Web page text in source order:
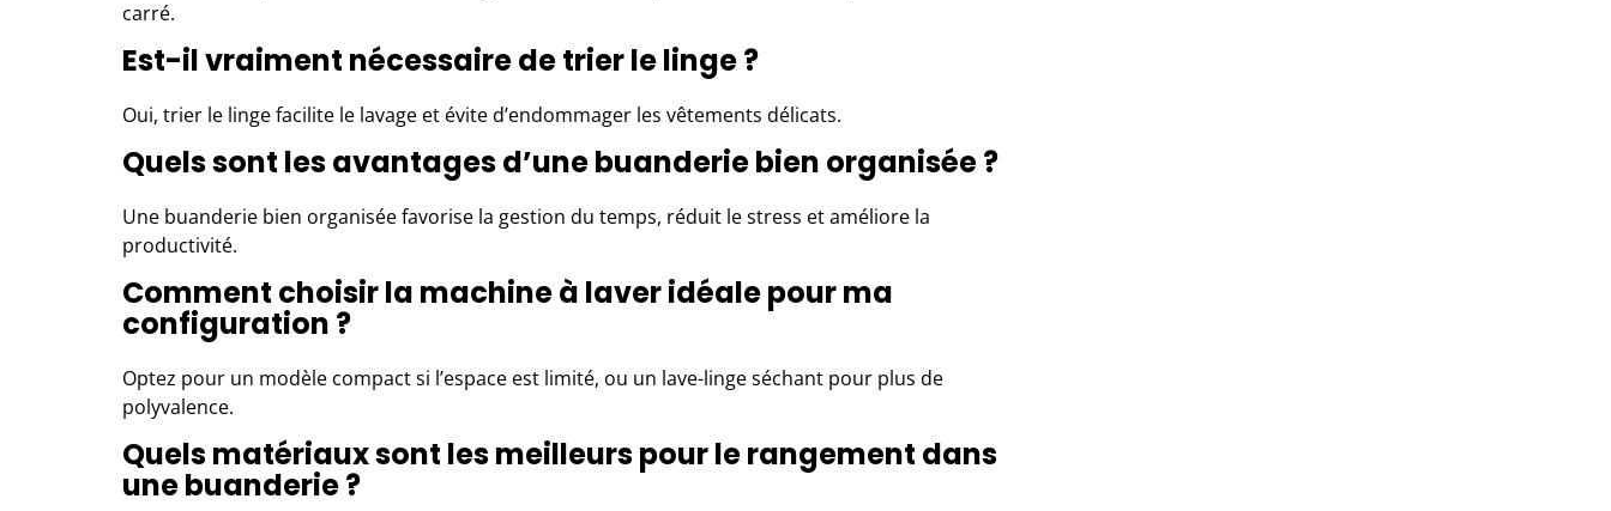
carré.
Est-il vraiment nécessaire de trier le linge ?
Oui, trier le linge facilite le lavage et évite d’endommager les vêtements délicats.
Quels sont les avantages d’une buanderie bien organisée ?
Une buanderie bien organisée favorise la gestion du temps, réduit le stress et améliore la
productivité.
Comment choisir la machine à laver idéale pour ma
configuration ?
Optez pour un modèle compact si l’espace est limité, ou un lave-linge séchant pour plus de
polyvalence.
Quels matériaux sont les meilleurs pour le rangement dans
une buanderie ?